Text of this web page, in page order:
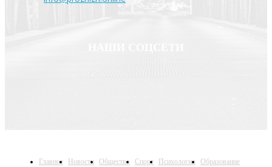
Главное Новости Общество Спорт Психология
Образование